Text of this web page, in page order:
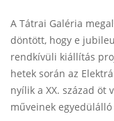
A Tátrai Galéria
döntött, hogy e
rendkívüli kiállítás
hetek során az
nyílik a XX. század
műveinek